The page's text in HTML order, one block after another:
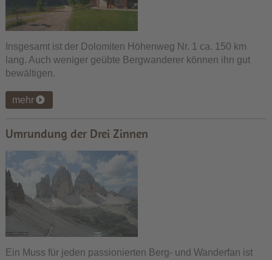
Insgesamt ist der Dolomiten Höhenweg Nr. 1 ca. 150 km
lang. Auch weniger geübte Bergwanderer können ihn gut
bewältigen.
mehr
Umrundung der Drei Zinnen
Ein Muss für jeden passionierten Berg- und Wanderfan ist